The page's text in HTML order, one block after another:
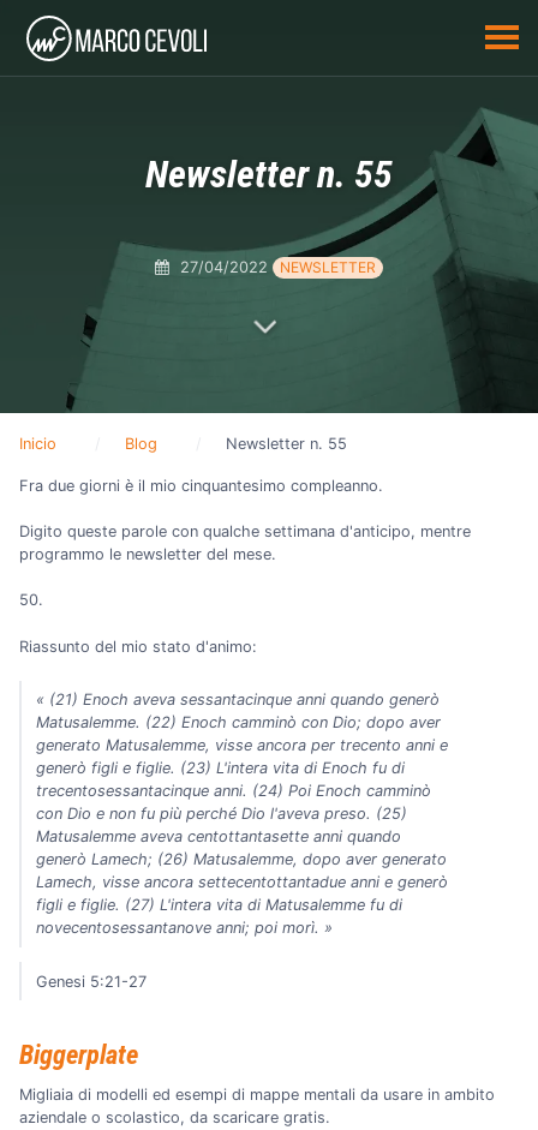
Newsletter n. 55
27/04/2022 NEWSLETTER
Inicio Blog Newsletter n. 55
Fra due giorni è il mio cinquantesimo compleanno.
Digito queste parole con qualche settimana d'anticipo, mentre
programmo le newsletter del mese.
50.
Riassunto del mio stato d'animo:
« (21) Enoch aveva sessantacinque anni quando generò
Matusalemme. (22) Enoch camminò con Dio; dopo aver
generato Matusalemme, visse ancora per trecento anni e
generò figli e figlie. (23) L'intera vita di Enoch fu di
trecentosessantacinque anni. (24) Poi Enoch camminò
con Dio e non fu più perché Dio l'aveva preso. (25)
Matusalemme aveva centottantasette anni quando
generò Lamech; (26) Matusalemme, dopo aver generato
Lamech, visse ancora settecentottantadue anni e generò
figli e figlie. (27) L'intera vita di Matusalemme fu di
novecentosessantanove anni; poi morì. »
Genesi 5:21-27
Biggerplate
Migliaia di modelli ed esempi di mappe mentali da usare in ambito
aziendale o scolastico, da scaricare gratis.